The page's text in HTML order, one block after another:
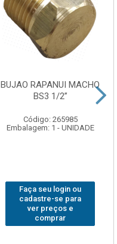
BUJAO RAPANUI MACHO
BS3 1/2”
Código: 265985
Embalagem: 1 - UNIDADE
Faça seu login ou
cadastre-se para
ver preços e
comprar